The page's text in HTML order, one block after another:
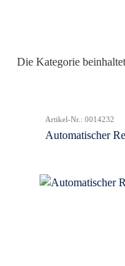
Farbe
Die Kategorie
Artikel-Nr.: 0014232
Automatischer